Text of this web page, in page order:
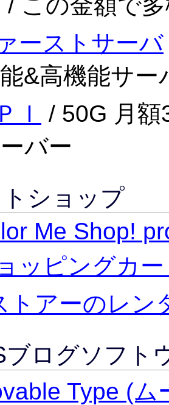
ーストサーバ
&高機能サー
Ｉ
/ 50G 月額
バー
ショップ
Me Shop!
ッピングカ
トアーのレン
ブログソフト
Type (